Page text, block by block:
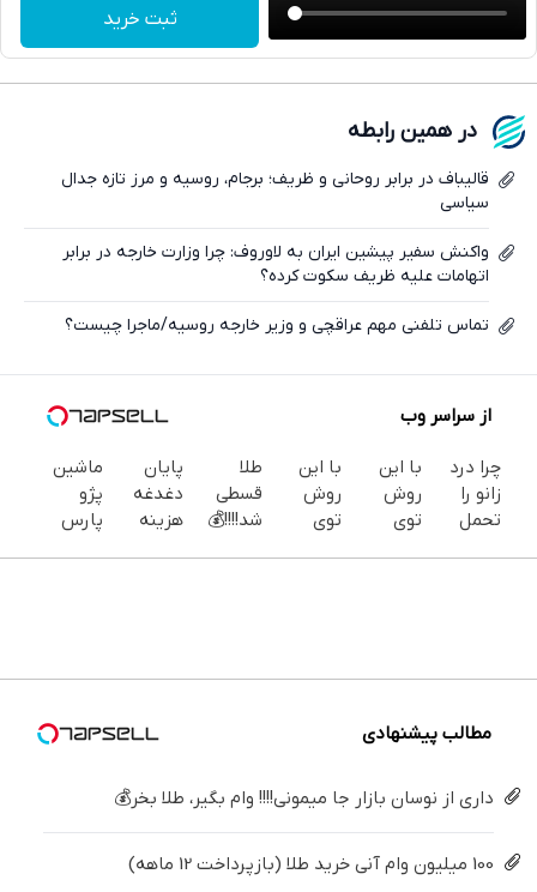
واتساپ
ثبت خرید
در همین رابطه
قالیباف در برابر روحانی و ظریف؛ برجام، روسیه و مرز تازه جدال
سیاسی
واکنش سفیر پیشین ایران به لاوروف: چرا وزارت خارجه در برابر
اتهامات علیه ظریف سکوت کرده؟
تماس تلفنی مهم عراقچی و وزیر خارجه روسیه/ماجرا چیست؟
از سراسر وب
چرا درد
زانو را
تحمل
کن
با این
روش
توی
با این
روش
توی
طلا
قسطی
شد!!!!💰
پایان
دغدغه
هزینه
کننده
ماشین
پژو
پارس
بفروشش
مطالب پیشنهادی
داری از نوسان بازار جا میمونی!!!! وام بگیر، طلا بخر💰
100 میلیون وام آنی خرید طلا (بازپرداخت 12 ماهه)